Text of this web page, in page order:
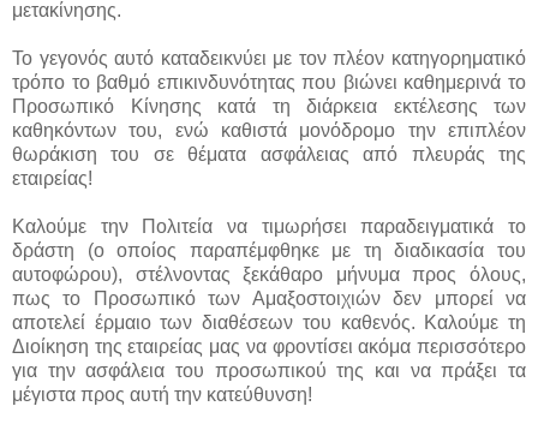
μετακίνησης.
Το γεγονός αυτό καταδεικνύει με τον πλέον κατηγορηματικό
τρόπο το βαθμό επικινδυνότητας που βιώνει καθημερινά το
Προσωπικό Κίνησης κατά τη διάρκεια εκτέλεσης των
καθηκόντων του, ενώ καθιστά μονόδρομο την επιπλέον
θωράκιση του σε θέματα ασφάλειας από πλευράς της
εταιρείας!
Καλούμε την Πολιτεία να τιμωρήσει παραδειγματικά το
δράστη (ο οποίος παραπέμφθηκε με τη διαδικασία του
αυτοφώρου), στέλνοντας ξεκάθαρο μήνυμα προς όλους,
πως το Προσωπικό των Αμαξοστοιχιών δεν μπορεί να
αποτελεί έρμαιο των διαθέσεων του καθενός. Καλούμε τη
Διοίκηση της εταιρείας μας να φροντίσει ακόμα περισσότερο
για την ασφάλεια του προσωπικού της και να πράξει τα
μέγιστα προς αυτή την κατεύθυνση!